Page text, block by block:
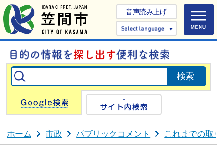
音声読み上げ
Select
Google検索
ホーム 市政 パブリックコメント これまでの取